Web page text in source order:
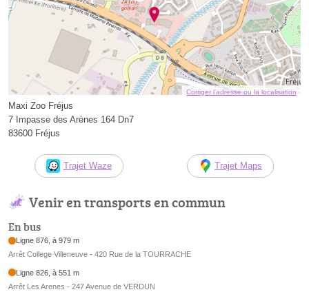
Corriger l’adresse ou la localisation
Maxi Zoo Fréjus
7 Impasse des Arènes 164 Dn7
83600 Fréjus
Trajet Waze Trajet Maps
Venir en transports en commun
En bus
Ligne 876, à 979 m
Arrêt College Villeneuve - 420 Rue de la TOURRACHE
Ligne 826, à 551 m
Arrêt Les Arenes - 247 Avenue de VERDUN